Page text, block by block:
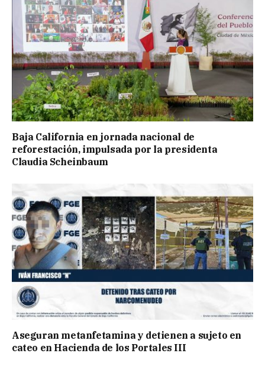
Baja California en jornada nacional de
reforestación, impulsada por la presidenta
Claudia Scheinbaum
Aseguran metanfetamina y detienen a sujeto en
cateo en Hacienda de los Portales III